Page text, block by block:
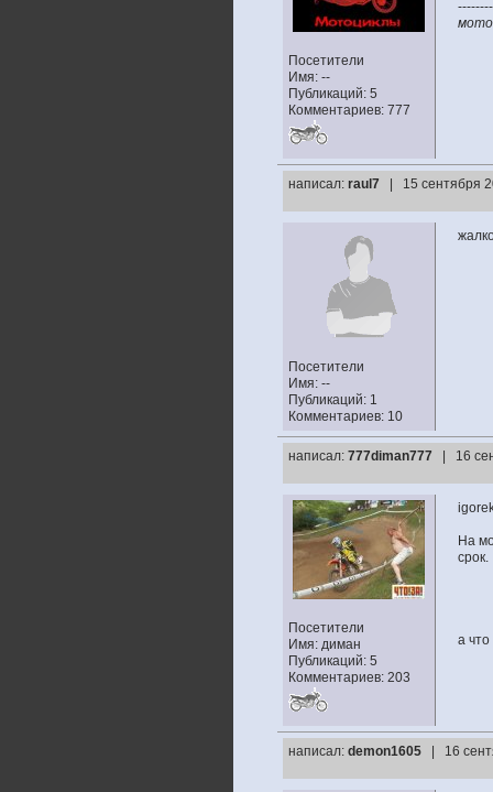
Посетители
Имя: --
Публикаций: 5
Комментариев: 777
написал: raul7 | 15 сентября
Посетители
Имя: --
Публикаций: 1
Комментариев: 10
написал: 777diman777 | 16
Посетители
Имя: диман
Публикаций: 5
Комментариев: 203
На
срок.
а
написал: demon1605 | 16